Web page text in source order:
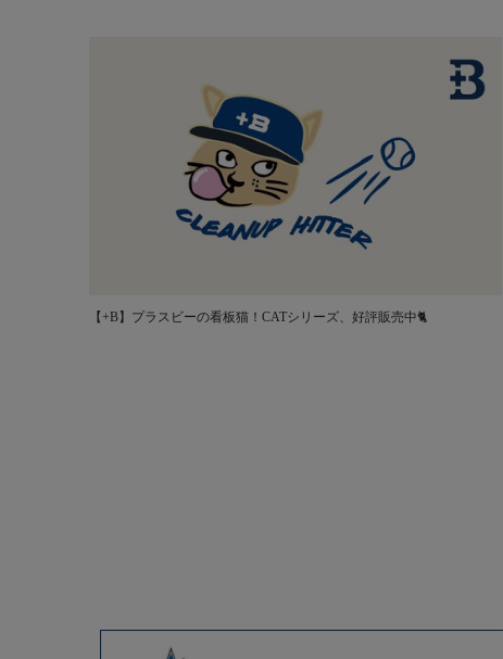
【+B】プラスビーの看板猫！CATシリーズ、好評販売中🐈